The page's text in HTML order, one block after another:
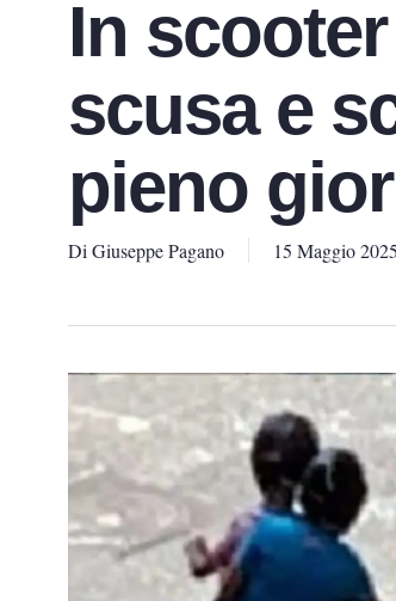
In
scusa e
pieno
Di Giuseppe Pagano 15 Maggio 2025